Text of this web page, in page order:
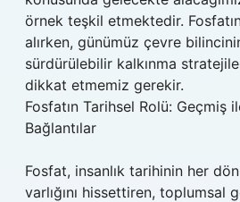
örnek teşkil etmektedir.
alırken, günümüz çevre
sürdürülebilir kalkınma
dikkat etmemiz gerekir.
Fosfatın Tarihsel Rolü: Geçmiş
Bağlantılar
Fosfat, insanlık tarihinin her
varlığını hissettiren, toplumsal